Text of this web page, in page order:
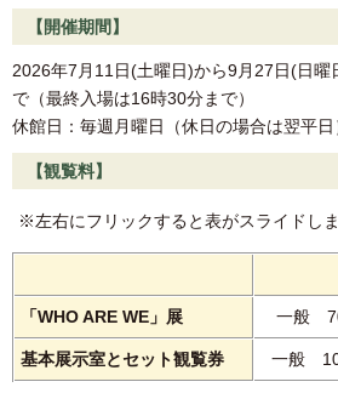
【開催期間】
2026年7月11日(土曜日)から9月27日(日
で（最終入場は16時30分まで）
休館日：毎週月曜日（休日の場合は翌平日
【観覧料】
※左右にフリックすると表がスライドしま
「WHO ARE WE 」展 一般
基本展示室とセット観覧券 一般